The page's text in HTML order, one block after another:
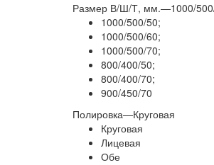
Размер В/Ш/Т, мм.—1000/
1000/500/50;
1000/500/60;
1000/500/70;
800/400/50;
800/400/70;
900/450/70
Полировка—Круговая
Круговая
Лицевая
Обе